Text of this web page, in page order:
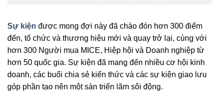
Sự kiện được mong đợi này đã chào đón hơn 300 điểm
đến, tổ chức và thương hiệu mới và quay trở lại, cùng với
hơn 300 Người mua MICE, Hiệp hội và Doanh nghiệp từ
hơn 50 quốc gia. Sự kiện đã mang đến nhiều cơ hội kinh
doanh, các buổi chia sẻ kiến ​​thức và các sự kiện giao lưu
góp phần tạo nên một sàn triển lãm sôi động.